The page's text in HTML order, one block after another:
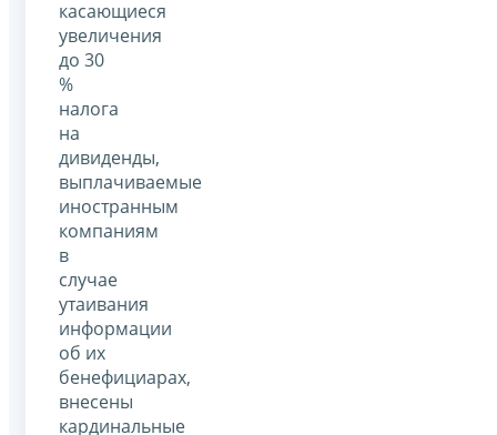
касающиеся
увеличения
до 30
%
налога
на
дивиденды,
выплачиваемые
иностранным
компаниям
в
случае
утаивания
информации
об их
бенефициарах,
внесены
кардинальные